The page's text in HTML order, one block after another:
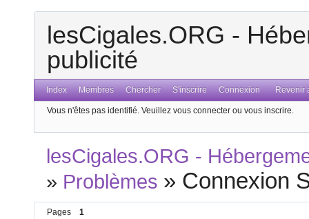
lesCigales.ORG -
publicité
Index Membres Chercher S'inscrire Connexion Revenir
Vous n'êtes pas identifié. Veuillez vous connecter ou vous inscrire.
lesCigales.ORG -
» Problèmes » Connexion
Pages 1